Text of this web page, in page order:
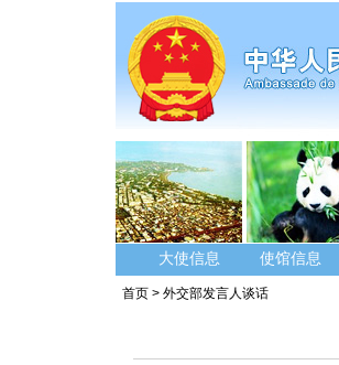
大使信息 使馆信息
首页 > 外交部发言人谈话